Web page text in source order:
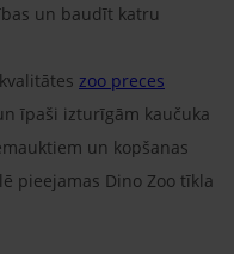
un baudīt katru
zoo preces
īpaši izturīgām kaučuka
un kopšanas
pieejamas Dino Zoo tīkla